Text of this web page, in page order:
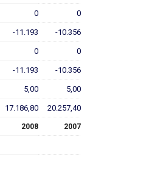
0 0
-11.193 -10.356
0 0
-11.193 -10.356
5,00 5,00
17.186,80 20.257,40
2008 2007